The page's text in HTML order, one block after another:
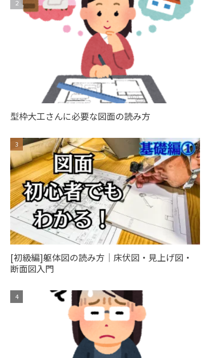
型枠大工さんに必要な図面の読み方
[初級編]躯体図の読み方｜床伏図・見上げ図・
断面図入門